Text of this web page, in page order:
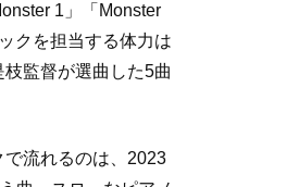
1」「Monster
クを担当する体力は
監督が選曲した5曲
流れるのは、2023